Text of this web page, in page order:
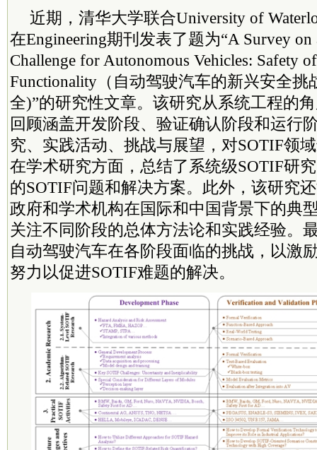
近期，清华大学联合University of
在Engineering期刊发表了题为“A Survey on
Challenge for Autonomous Vehicles: Safety
Functionality（自动驾驶汽车的新兴安全挑
全)”的研究性文章。该研究从系统工程的
回顾涵盖开发阶段、验证确认阶段和运行
究、实践活动、挑战与展望，对SOTIF领
在学术研究方面，总结了系统级SOTIF研
的SOTIF问题和解决方案。此外，该研究
政府和学术机构在国际和中国背景下的典
关注不同阶段的总体方法论和实践经验。
自动驾驶汽车在各阶段面临的挑战，以激
努力以促进SOTIF难题的解决。